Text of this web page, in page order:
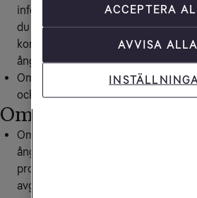
info@tele2.com. Du kan också ringa
du ska hinna utöva din ångerrätt i
kontaktar oss om att du tänker
ångerfristen gått ut.
Om du ingått ett avtal via Tele2s
också utöva din ångerrätt online på
Om du ångrar dig
Om du använder tjänsten och
ångerfristen blir du
proportionell andel av det avtalade
avgifter som uppkommit vid
ACCEPTERA
AVVISA ALLA